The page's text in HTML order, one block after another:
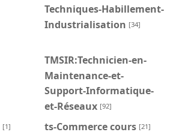
Techniques-Habillement-
Industrialisation [34]
TMSIR:Technicien-en-
Maintenance-et-
Support-Informatique-
et-Réseaux [92]
[1] ts-Commerce cours [21]